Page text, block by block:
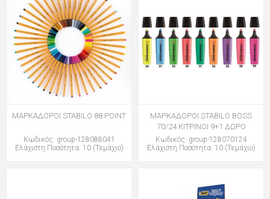
ΜΑΡΚΑΔΟΡΟΙ STABILO 88 POINT
Κωδικός: group-128088041
Ελάχιστη Ποσότητα: 10 (Τεμάχιο)
ΜΑΡΚΑΔΟΡΟΙ STABILO BOSS
70/24 ΚΙΤΡΙΝΟΙ 9+1 ΔΩΡΟ
Κωδικός: group-128070124
Ελάχιστη Ποσότητα: 10 (Τεμάχιο)